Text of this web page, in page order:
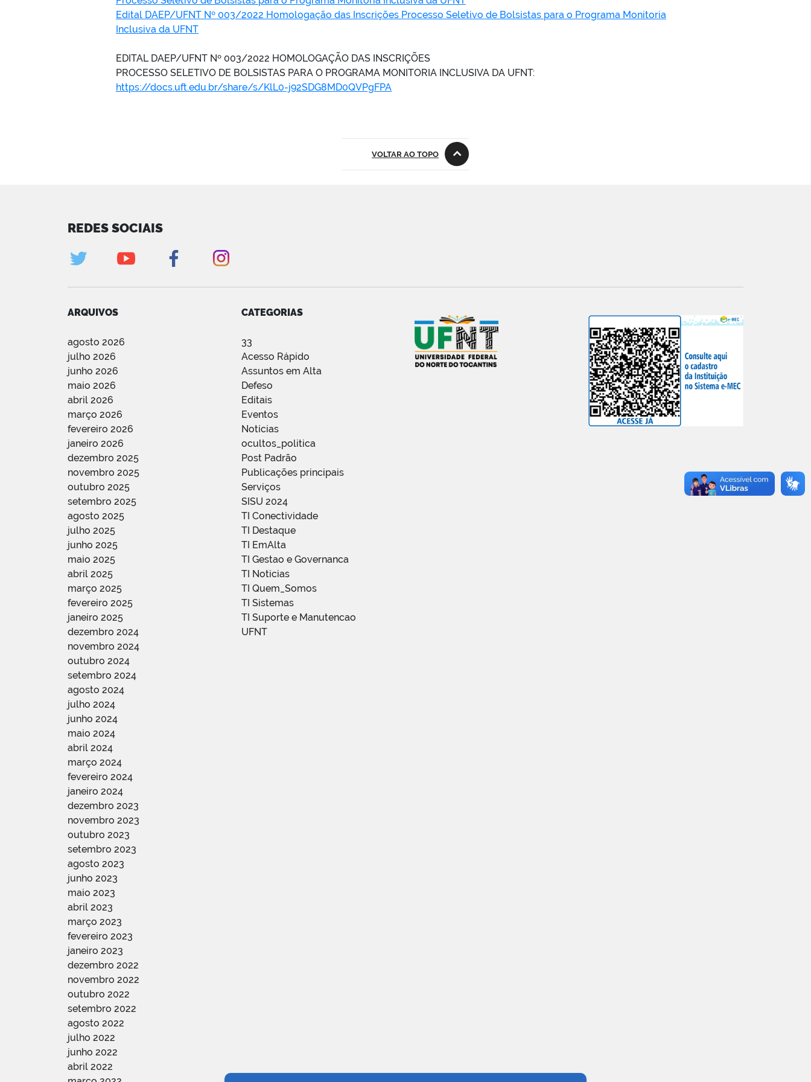
Edital DAEP/UFNT Nº 003/2022 Homologação das Inscrições Processo Seletivo de Bolsistas para o Programa Monitoria
Inclusiva da UFNT
EDITAL DAEP/UFNT Nº 003/2022 HOMOLOGAÇÃO DAS INSCRIÇÕES
PROCESSO SELETIVO DE BOLSISTAS PARA O PROGRAMA MONITORIA INCLUSIVA DA UFNT:
https://docs.uft.edu.br/share/s/KlL0-j92SDG8MD0QVPgFPA
VOLTAR AO TOPO
REDES SOCIAIS
ARQUIVOS
agosto 2026
julho 2026
junho 2026
maio 2026
abril 2026
março 2026
fevereiro 2026
janeiro 2026
dezembro 2025
novembro 2025
outubro 2025
setembro 2025
agosto 2025
julho 2025
junho 2025
maio 2025
abril 2025
março 2025
fevereiro 2025
janeiro 2025
dezembro 2024
novembro 2024
outubro 2024
setembro 2024
agosto 2024
julho 2024
junho 2024
maio 2024
abril 2024
março 2024
fevereiro 2024
janeiro 2024
dezembro 2023
novembro 2023
outubro 2023
setembro 2023
agosto 2023
junho 2023
maio 2023
abril 2023
março 2023
fevereiro 2023
janeiro 2023
dezembro 2022
novembro 2022
outubro 2022
setembro 2022
agosto 2022
julho 2022
junho 2022
abril 2022
CATEGORIAS
33
Acesso Rápido
Assuntos em Alta
Defeso
Editais
Eventos
Notícias
ocultos_politica
Post Padrão
Publicações principais
Serviços
SISU 2024
TI Conectividade
TI Destaque
TI EmAlta
TI Gestao e Governanca
TI Noticias
TI Quem_Somos
TI Sistemas
TI Suporte e Manutencao
UFNT